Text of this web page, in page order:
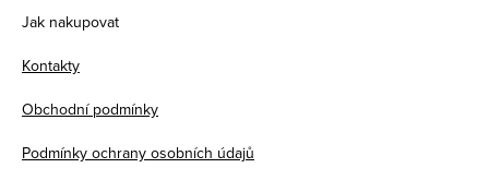
Jak nakupovat
Kontakty
Obchodní podmínky
Podmínky ochrany osobních údajů